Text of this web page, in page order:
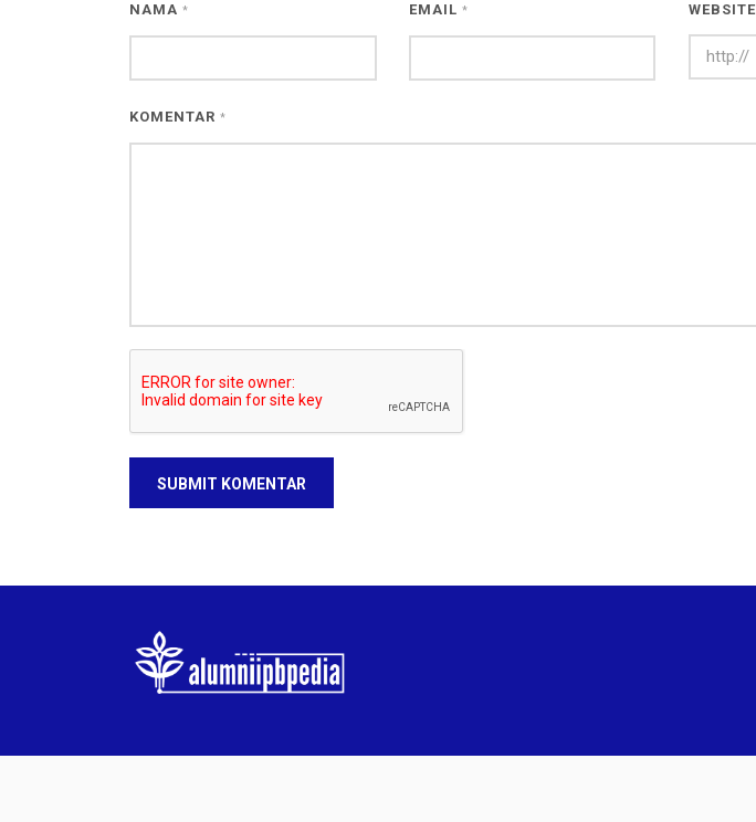
NAMA * EMAIL * WEBSITE
KOMENTAR *
SUBMIT KOMENTAR